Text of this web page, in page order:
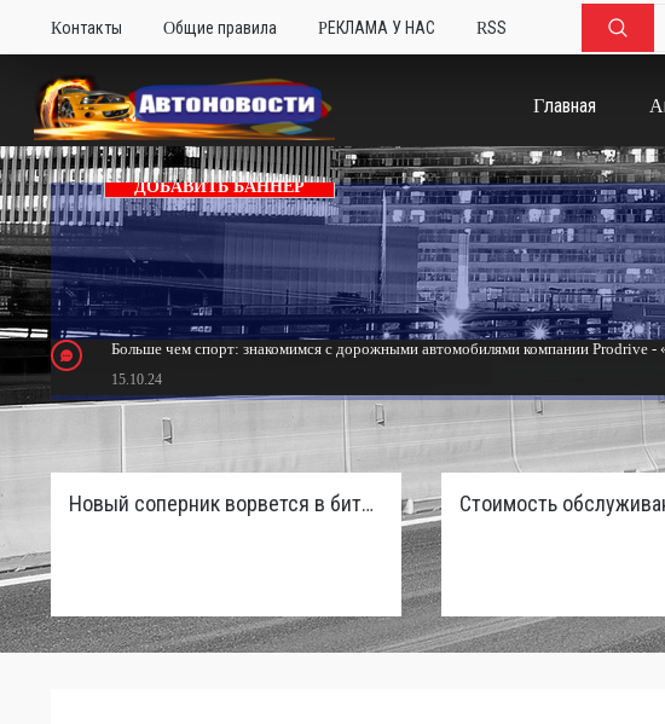
Контакты Общие правила РЕКЛАМА У НАС RSS
Главная
ДОБАВИТЬ БАННЕР
Больше чем спорт: знакомимся с дорожными автомобилями компании Prodrive -
15.10.24
Тюнинг Mitsubishi Eclipse. Самый быстрый передний привод России с
Новый соперник ворвется в битву пикапов: Sinotruk S7 с дизелем и 4×4 готовят к старту в России